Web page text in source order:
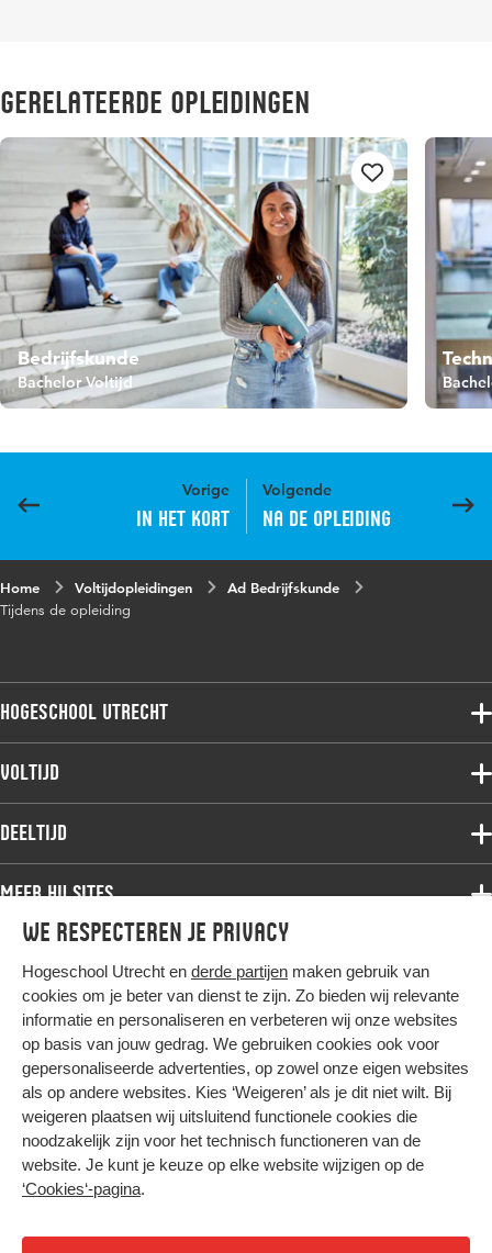
We respecteren je privacy
Hogeschool Utrecht en derde partijen maken gebruik van
cookies om je beter van dienst te zijn. Zo bieden wij relevante
informatie en personaliseren en verbeteren wij onze websites
op basis van jouw gedrag. We gebruiken cookies ook voor
gepersonaliseerde advertenties, op zowel onze eigen websites
als op andere websites. Kies ‘Weigeren’ als je dit niet wilt. Bij
weigeren plaatsen wij uitsluitend functionele cookies die
noodzakelijk zijn voor het technisch functioneren van de
website. Je kunt je keuze op elke website wijzigen op de
‘Cookies‘-pagina.
Gerelateerde opleidingen
Bedrijfskunde
Bachelor Voltijd
Vorige
In het kort
Volgende
Na de opleiding
Home Voltijdopleidingen
Ad Bedrijfskunde
Tijdens de opleiding
Hogeschool Utrecht
Voltijdopleidingen
Deeltijdopleidingen
Onderzoek
Werken bij de HU
Contact
Voltijd
Associate degree
Bachelor
Master
Studiekeuze voltijd
Deeltijd
Associate degree
Bachelor
Master
Post-master
Studiekeuze deeltijd
Meer HU sites
HU International
HU Bibliotheek
HU Ontwikkelt
Duurzame HU
Intranet
Trajectum
Hier komt alles samen
Colofon
Privacy
Cookies
Nieuwsbrief